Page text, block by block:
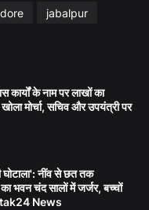
jabalpur
कार्यों के नाम पर लाखों का
मोर्चा, सचिव और उपयंत्री पर
नींव से छत तक
भवन चंद सालों में जर्जर, बच्चों
News